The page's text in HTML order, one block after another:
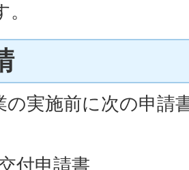
の実施前に次の申請
付申請書